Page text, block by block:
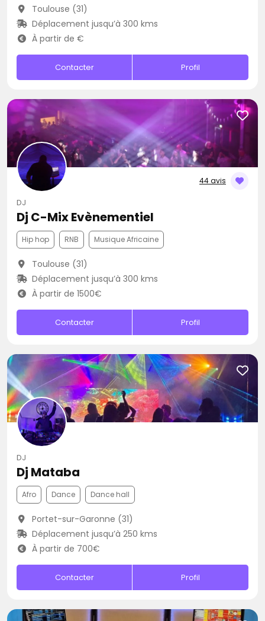
Toulouse (31)
Déplacement jusqu’à 300 kms
À partir de €
Contacter Profil
44 avis
DJ
Dj C-Mix Evènementiel
Hip hop RNB Musique Africaine
Toulouse (31)
Déplacement jusqu’à 300 kms
À partir de 1500€
Contacter Profil
DJ
Dj Mataba
Afro Dance Dance hall
Portet-sur-Garonne (31)
Déplacement jusqu’à 250 kms
À partir de 700€
Contacter Profil